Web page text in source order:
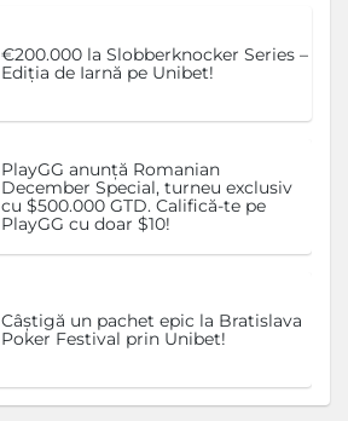
€200.000 la Slobberknocker Series –
Ediția de Iarnă pe Unibet!
PlayGG anunță Romanian
December Special, turneu exclusiv
cu $500.000 GTD. Califică-te pe
PlayGG cu doar $10!
Câștigă un pachet epic la Bratislava
Poker Festival prin Unibet!